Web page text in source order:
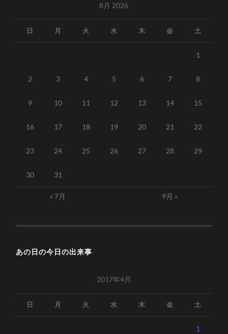
8月 2026
日 月 火 水 木 金 土
1
2 3 4 5 6 7 8
9 10 11 12 13 14 15
16 17 18 19 20 21 22
23 24 25 26 27 28 29
30 31
« 7月 9月 »
あの日の今日の出来事
2017年4月
日 月 火 水 木 金 土
1